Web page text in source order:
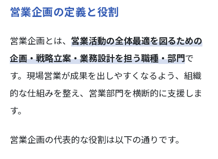
営業企画の定義と役割
営業企画とは、 営業活動の全体最適を図るための
企画・戦略立案・業務設計を担う職種・部門で
す。現場営業が成果を出しやすくなるよう、組織
的な仕組みを整え、営業部門を横断的に支援しま
す。
営業企画の代表的な役割は以下の通りです。